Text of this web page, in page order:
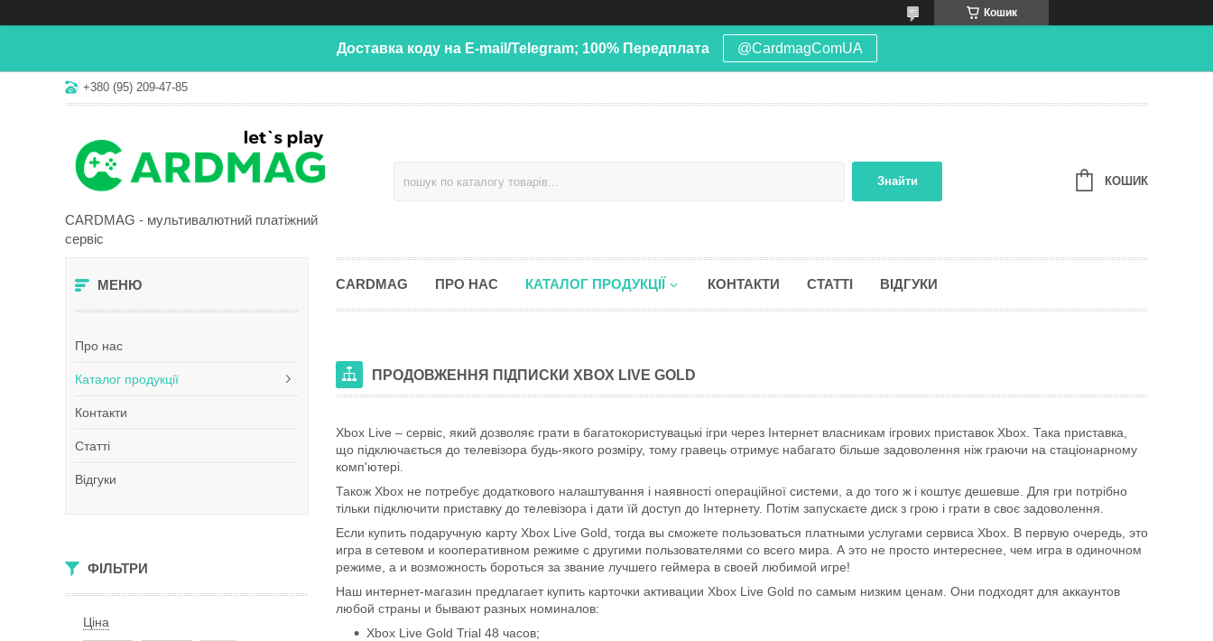
Кошик
Доставка коду на E-mail/Telegram; 100% Передплата @CardmagComUA
+380 (95) 209-47-85
CARDMAG - мультивалютний платіжний
сервіс
Знайти КОШИК
Про нас
Каталог продукції
Контакти
Статті
Відгуки
ФІЛЬТРИ
Ціна
CARDMAG ПРО НАС КАТАЛОГ ПРОДУКЦІЇ КОНТАКТИ СТАТТІ ВІДГУКИ
ПРОДОВЖЕННЯ ПІДПИСКИ XBOX LIVE GOLD
Xbox Live – сервіс, який дозволяє грати в багатокористувацькі ігри через Інтернет власникам ігрових приставок Xbox. Така приставка,
що підключається до телевізора будь-якого розміру, тому гравець отримує набагато більше задоволення ніж граючи на стаціонарному
комп'ютері.
Також Xbox не потребує додаткового налаштування і наявності операційної системи, а до того ж і коштує дешевше. Для гри потрібно
тільки підключити приставку до телевізора і дати їй доступ до Інтернету. Потім запускаєте диск з грою і грати в своє задоволення.
Если купить подаручную карту Xbox Live Gold, тогда вы сможете пользоваться платными услугами сервиса Xbox. В первую очередь, это
игра в сетевом и кооперативном режиме с другими пользователями со всего мира. А это не просто интереснее, чем игра в одиночном
режиме, а и возможность бороться за звание лучшего геймера в своей любимой игре!
Наш интернет-магазин предлагает купить карточки активации Xbox Live Gold по самым низким ценам. Они подходят для аккаунтов
любой страны и бывают разных номиналов:
Xbox Live Gold Trial 48 часов;